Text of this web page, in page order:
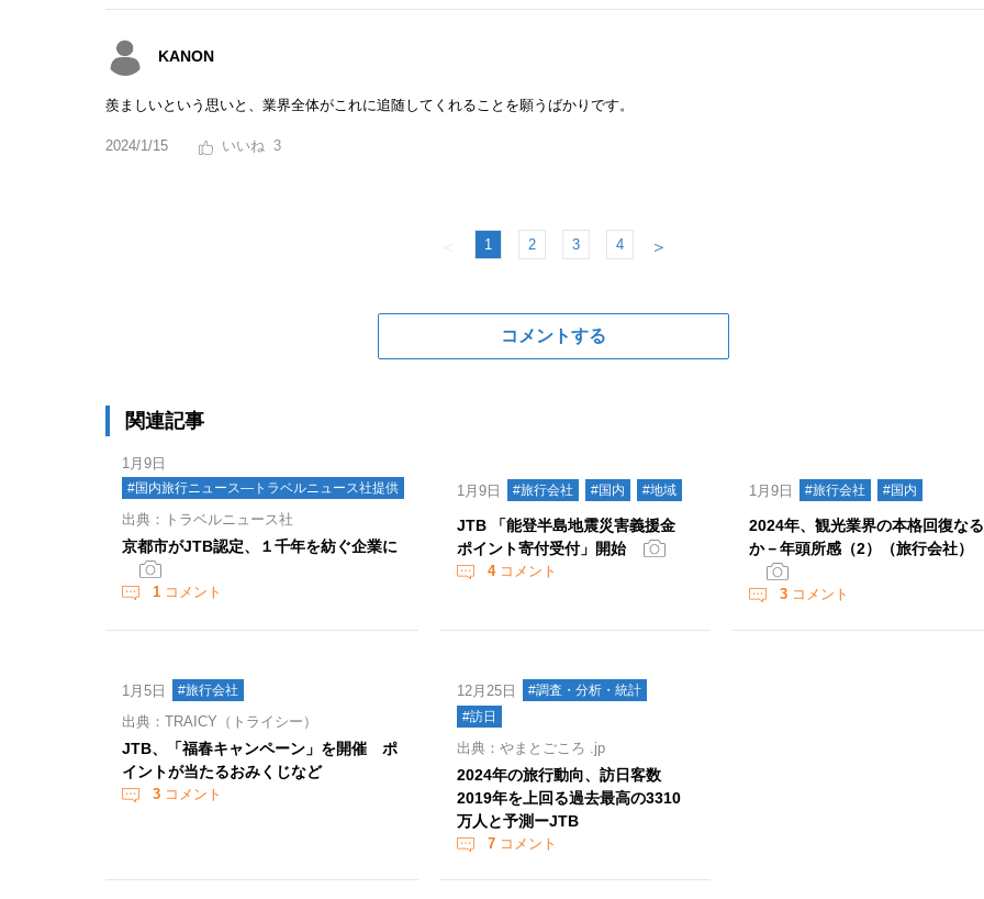
KANON
羨ましいという思いと、業界全体がこれに追随してくれることを願うばかりです。
2024/1/15 3
＜ 1 2 3 4 ＞
コメントする
関連記事
1月9日
#国内旅行ニュース―トラベルニュース社提供
出典：トラベルニュース社
京都市がJTB認定、１千年を紡ぐ企業に
1 コメント
1月9日 #旅行会社 #国内 #地域
JTB 「能登半島地震災害義援金
ポイント寄付受付」開始
4コメント
1月9日 #旅行会社 #国内
2024年、観光業界の本格回復なる
か－年頭所感（2）（旅行会社）
3コメント
1月5日 #旅行会社
出典：TRAICY（トライシー）
JTB、「福春キャンペーン」を開催 ポ
イントが当たるおみくじなど
3 コメント
12月25日
#調査・分析・統計
#訪日
出典：やまとごころ .jp
2024年の旅行動向、訪日客数
2019年を上回る過去最高の3310
万人と予測ーJTB
7 コメント